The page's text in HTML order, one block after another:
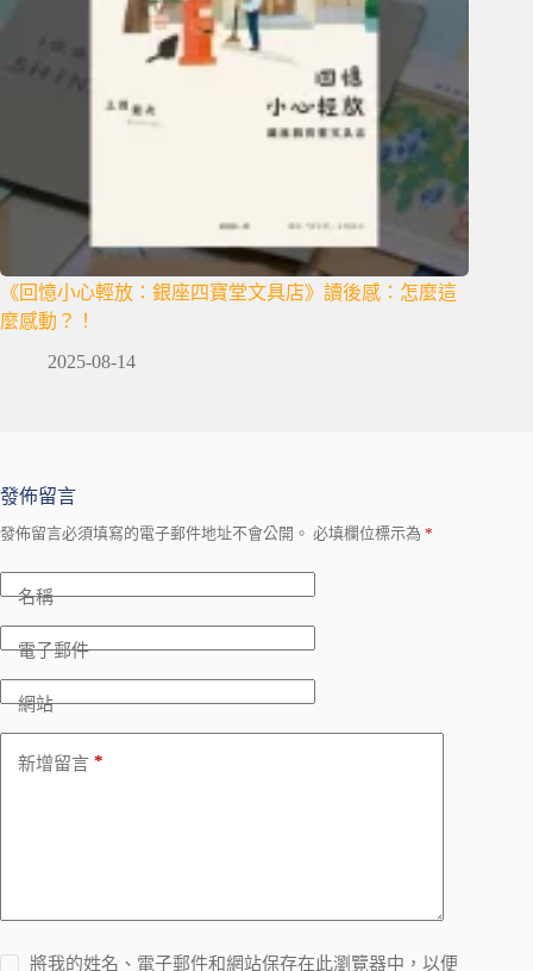
《回憶小心輕放：銀座四寶堂文具店》讀後感：怎麼這
麼感動？！
2025-08-14
發佈留言
發佈留言必須填寫的電子郵件地址不會公開。 必填欄位標示為 *
名稱
電子郵件
網站
新增留言 *
將我的姓名、電子郵件和網站保存在此瀏覽器中，以便